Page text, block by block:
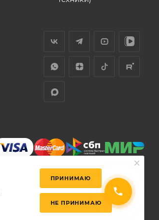
ПРИНИМАЮ
НЕ ПРИНИМАЮ